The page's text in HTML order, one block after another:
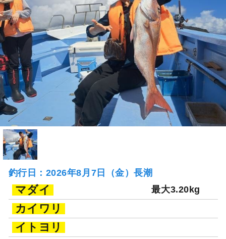
釣行日：2026年8月7日（金）長潮
マダイ 最大3.20kg
カイワリ
イトヨリ